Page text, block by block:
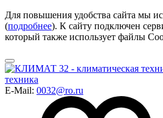
Для повышения удобства сайта мы
(подробнее). К сайту подключен
который также использует файлы
техника
E-Mail: 0032@ro.ru